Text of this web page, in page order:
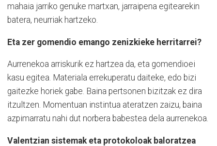
mahaia jarriko genuke martxan, jarraipena egitearekin
batera, neurriak hartzeko.
Eta zer gomendio emango zenizkieke herritarrei?
Aurrenekoa arriskurik ez hartzea da, eta gomendioei
kasu egitea. Materiala errekuperatu daiteke, edo bizi
gaitezke horiek gabe. Baina pertsonen bizitzak ez dira
itzultzen. Momentuan instintua ateratzen zaizu, baina
azpimarratu nahi dut norbera babestea dela aurrenekoa.
Valentzian sistemak eta protokoloak baloratzea